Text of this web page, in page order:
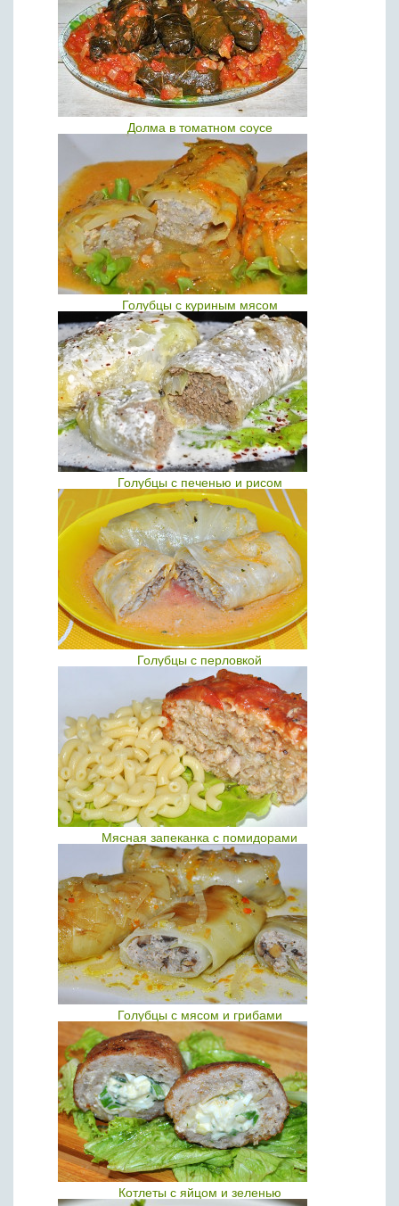
Долма в томатном соусе
Голубцы с куриным мясом
Голубцы с печенью и рисом
Голубцы с перловкой
Мясная запеканка с помидорами
Голубцы с мясом и грибами
Котлеты с яйцом и зеленью